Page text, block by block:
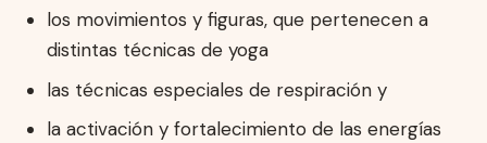
los movimientos y figuras, que pertenecen a
distintas técnicas de yoga
las técnicas especiales de respiración y
la activación y fortalecimiento de las energías